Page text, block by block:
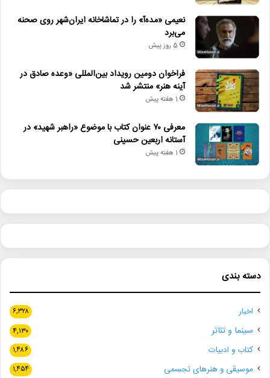
نعیمی «مده‌آ» را در تماشاخانه ایران‌شهر روی صحنه
می‌برد
5 روز پیش
فراخوان دومین رویداد بین‌المللی «وعده صادق در
آینه هنر» منتشر شد
1 هفته پیش
معرفی ۷۰ عنوان کتاب با موضوع «راهبر شهید» در
آستانه اربعین حسینی
1 هفته پیش
دسته بندی
اخبار ۶,۳۲۸
سینما و تئاتر ۴,۱۳۰
کتاب و ادبیات ۱,۴۸۶
موسیقی و هنرهای تجسمی ۱,۴۵۴